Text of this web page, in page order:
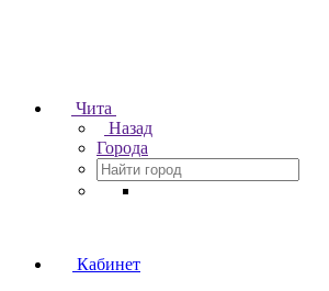
Чита
Назад
Города
Кабинет